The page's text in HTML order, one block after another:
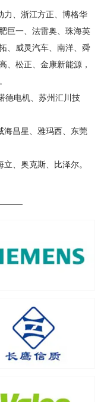
力、浙江方正、博格华
巨一、法雷奥、珠海英
、威灵汽车、南洋、舜
、松正、金康新能源，
德电机、苏州汇川技
海昌星、雅玛西、东莞
、奥克斯、比泽尔。